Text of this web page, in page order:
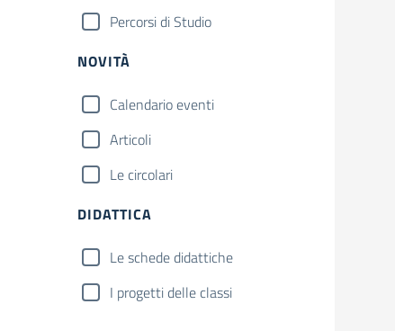
Percorsi di Studio
NOVITÀ
Calendario eventi
Articoli
Le circolari
DIDATTICA
Le schede didattiche
I progetti delle classi